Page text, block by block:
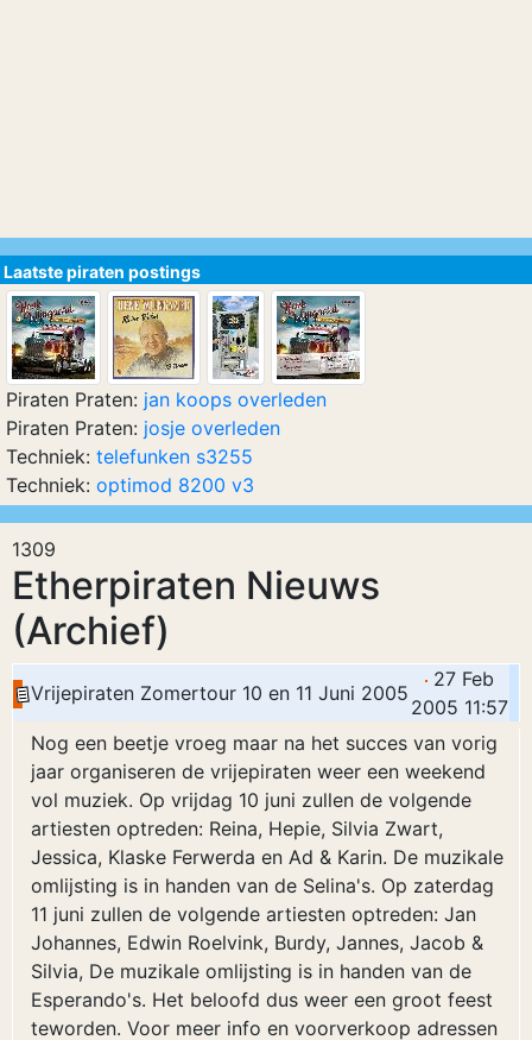
1309
Etherpiraten Nieuws
(Archief)
Vrijepiraten Zomertour 10 en 11 Juni 2005
27 Feb
2005 11:57
Nog een beetje vroeg maar na het succes van vorig
jaar organiseren de vrijepiraten weer een weekend
vol muziek. Op vrijdag 10 juni zullen de volgende
artiesten optreden: Reina, Hepie, Silvia Zwart,
Jessica, Klaske Ferwerda en Ad & Karin. De muzikale
omlijsting is in handen van de Selina's. Op zaterdag
11 juni zullen de volgende artiesten optreden: Jan
Johannes, Edwin Roelvink, Burdy, Jannes, Jacob &
Silvia, De muzikale omlijsting is in handen van de
Esperando's. Het beloofd dus weer een groot feest
teworden. Voor meer info en voorverkoop adressen
Laatste piraten postings
Piraten Praten: jan koops overleden
Piraten Praten: josje overleden
Techniek: telefunken s3255
Techniek: optimod 8200 v3